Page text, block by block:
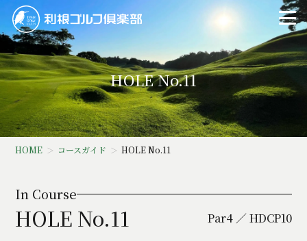
HOLE No.11
HOME コースガイド HOLE No.11
In Course
HOLE No.11 Par4 ／ HDCP10